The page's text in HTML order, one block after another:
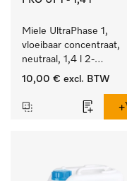
Miele UltraPhase 1,
vloeibaar concentraat,
neutraal, 1,4 l 2-
componentenwasmiddel
wasgoed.
10,00 € excl. BTW